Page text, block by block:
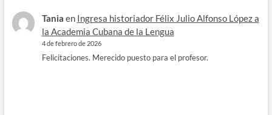
Tania en Ingresa historiador Félix Julio Alfonso López a
la Academia Cubana de la Lengua
4 de febrero de 2026
Felicitaciones. Merecido puesto para el profesor.